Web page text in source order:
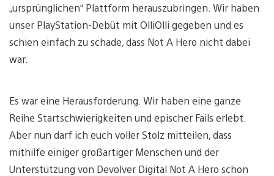
„ursprünglichen“ Plattform herauszubringen. Wir haben
unser PlayStation-Debüt mit OlliOlli gegeben und es
schien einfach zu schade, dass Not A Hero nicht dabei
war.
Es war eine Herausforderung. Wir haben eine ganze
Reihe Startschwierigkeiten und epischer Fails erlebt.
Aber nun darf ich euch voller Stolz mitteilen, dass
mithilfe einiger großartiger Menschen und der
Unterstützung von Devolver Digital Not A Hero schon